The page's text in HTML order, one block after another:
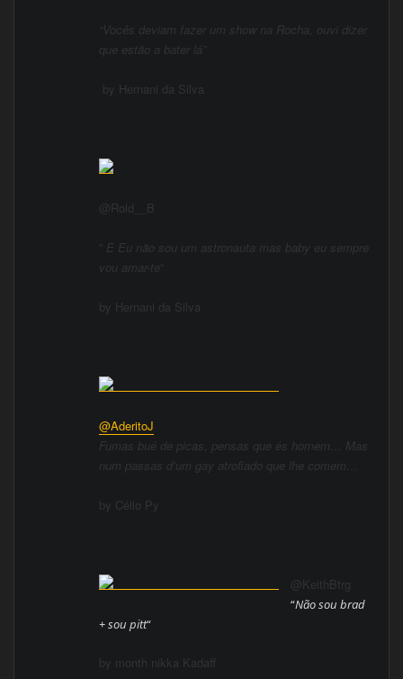
“Vocês deviam fazer um show na Rocha, ouvi dizer
que estão a bater lá”
by Hernani da Silva
@Rold__B
” E Eu não sou um astronauta mas baby eu sempre
vou amar-te
by Hernani da Silva
@AderitoJ
Fumas bué de picas, pensas que és homem… Mas
num passas d’um gay atrofiado que lhe comem…
by Célio Py
@KeithBtrg
“Não sou brad
+ sou pitt“
by month nikka Kadaff